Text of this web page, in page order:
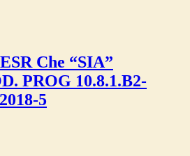
Che “SIA”
PROG 10.8.1.B2-
5